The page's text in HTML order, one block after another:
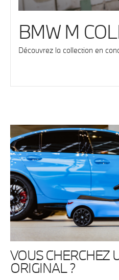
BMW M
Découvrez la collection en
VOUS CHERCHEZ
ORIGINAL ?